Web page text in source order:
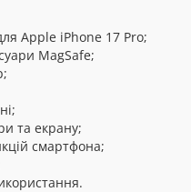
Apple iPhone 17 Pro;
MagSafe;
та екрану;
смартфона;